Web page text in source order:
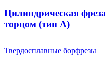
Цилиндрическая
торцом (тип A)
Твердосплавные борфрезы